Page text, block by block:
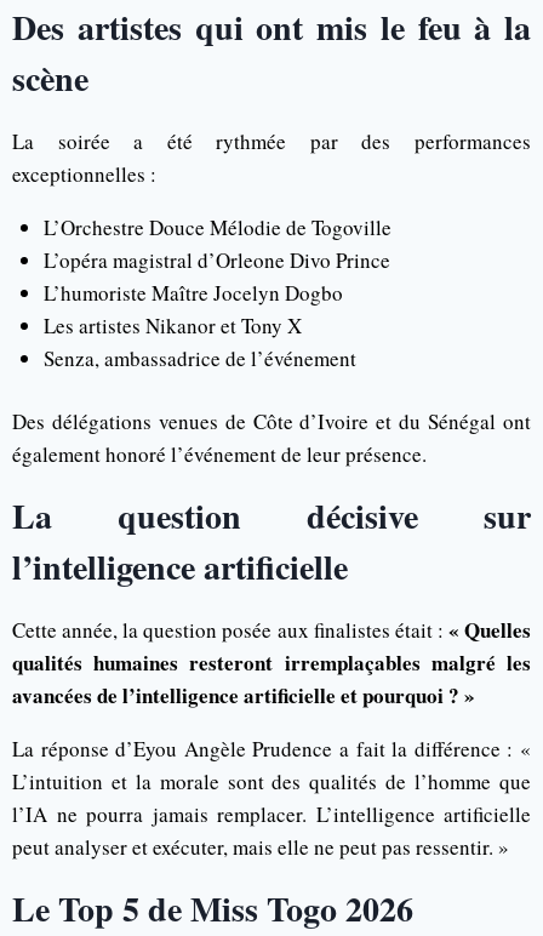
Des artistes qui ont mis le feu à la
scène
La soirée a été rythmée par des performances
exceptionnelles :
L’Orchestre Douce Mélodie de Togoville
L’opéra magistral d’Orleone Divo Prince
L’humoriste Maître Jocelyn Dogbo
Les artistes Nikanor et Tony X
Senza, ambassadrice de l’événement
Des délégations venues de Côte d’Ivoire et du Sénégal ont
également honoré l’événement de leur présence.
La question décisive sur
l’intelligence artificielle
Cette année, la question posée aux finalistes était : « Quelles
qualités humaines resteront irremplaçables malgré les
avancées de l’intelligence artificielle et pourquoi ? »
La réponse d’Eyou Angèle Prudence a fait la différence : «
L’intuition et la morale sont des qualités de l’homme que
l’IA ne pourra jamais remplacer. L’intelligence artificielle
peut analyser et exécuter, mais elle ne peut pas ressentir. »
Le Top 5 de Miss Togo 2026